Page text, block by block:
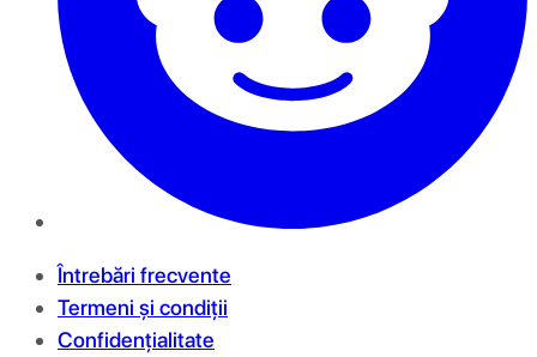
Întrebări frecvente
Termeni și condiții
Confidențialitate